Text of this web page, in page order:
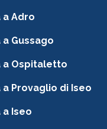
a Adro
Gussago
a Ospitaletto
Provaglio di Iseo
Iseo